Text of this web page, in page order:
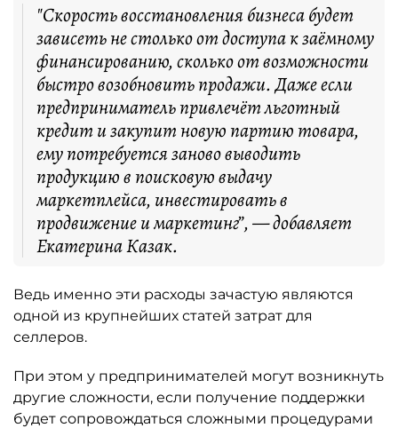
"Скорость восстановления бизнеса будет
зависеть не столько от доступа к заёмному
финансированию, сколько от возможности
быстро возобновить продажи. Даже если
предприниматель привлечёт льготный
кредит и закупит новую партию товара,
ему потребуется заново выводить
продукцию в поисковую выдачу
маркетплейса, инвестировать в
продвижение и маркетинг”, — добавляет
Екатерина Казак.
Ведь именно эти расходы зачастую являются
одной из крупнейших статей затрат для
селлеров.
При этом у предпринимателей могут возникнуть
другие сложности, если получение поддержки
будет сопровождаться сложными процедурами